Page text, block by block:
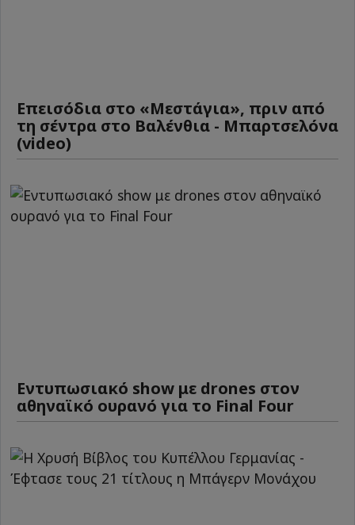
Επεισόδια στο «Μεστάγια», πριν από
τη σέντρα στο Βαλένθια - Μπαρτσελόνα
(video)
Εντυπωσιακό show με drones στον
αθηναϊκό ουρανό για το Final Four